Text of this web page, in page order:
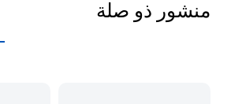
منشور ذو صلة